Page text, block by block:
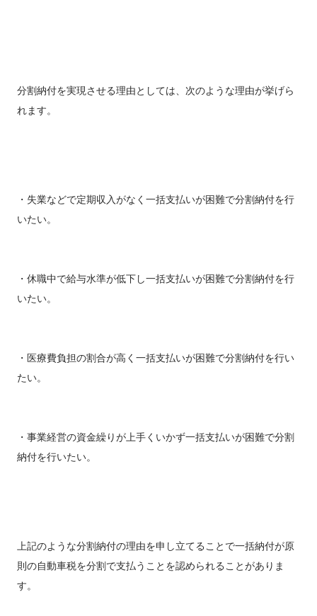
分割納付を実現させる理由としては、次のような理由が挙げら
れます。
・失業などで定期収入がなく一括支払いが困難で分割納付を行
いたい。
・休職中で給与水準が低下し一括支払いが困難で分割納付を行
いたい。
・医療費負担の割合が高く一括支払いが困難で分割納付を行い
たい。
・事業経営の資金繰りが上手くいかず一括支払いが困難で分割
納付を行いたい。
上記のような分割納付の理由を申し立てることで一括納付が原
則の自動車税を分割で支払うことを認められることがありま
す。